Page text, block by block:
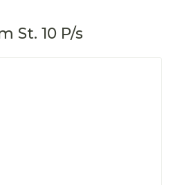
St. 10 P/s